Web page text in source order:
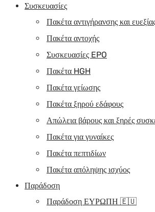
Συσκευασίες
Πακέτα αντιγήρανσης και
Πακέτα αντοχής
Συσκευασίες EPO
Πακέτα HGH
Πακέτα γείωσης
Πακέτα ξηρού εδάφους
Απώλεια βάρους και ξηρές
Πακέτα για γυναίκες
Πακέτα πεπτιδίων
Πακέτα απόληψης ισχύος
Παράδοση
Παράδοση ΕΥΡΩΠΗ 🇪🇺